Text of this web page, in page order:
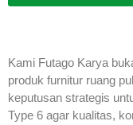
Kami Futago Karya
produk furnitur ruang
keputusan strategis
Type 6 agar kualitas,